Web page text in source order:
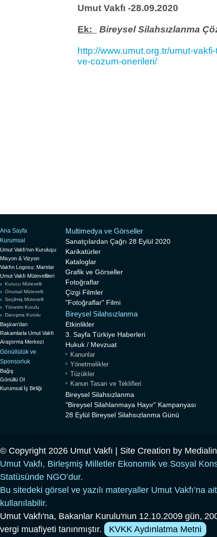
Umut Vakfı -28.09.2020
Ek: Bireysel Silahsızlanma
http://www.umut.org.tr/umut-
ve-cozum-onerileri/
Ana Sayfa
Kurumsal
Umut Vakfı’nın Kuruluşu
Misyon & Vizyon
Vakfın Logosu: Martılar
Umut Vakfı Mütevellileri
Kurucu Mütevelli
Onursal Mütevelli
Seçilmiş Mütevelli
Yönetim Kurulu
Danışma Kurulu
Başkan’dan
Rakamlarla Umut Vakfı
Araştırma Merkezi
Gönüllülük ve
Sponsorluk
Bağış
Gönüllü Ol
Kurumsal İş Birliği
Multimedya ve Görseller
Sanatçılardan Çağrı 28 Eylül 2020
Karikatürler
Kataloglar
Grafik ve Görseller
Fotoğraflar
Çizgi Filmler
"Fotoğraflar" Filmi
Bireysel Silahsızlanma
Etkinlikler
3. Sayfa Türkiye Haberleri
Hukuk / Mevzuat
Kanunlar
Yönetmelikler
Tüzükler
Kanun Tasarı ve Teklifleri
Bireysel Silahsızlanma
"Bireysel Silahlanmaya Hayır" Kampanyası
28 Eylül Bireysel Silahsızlanma Günü
© Copyright 2026 Umut Vakfı | Site Creation by
Umut Vakfı, Birleşmiş Milletler Ekonomik ve Sosyal
Statüsünde NGO’dur.
Bu sitedeki görsel ve yazılı materyaller Umut Vakfı’na
kullanılabilir.
Umut Vakfı'na, Bakanlar Kurulu'nun 12.10.2009 gün,
vergi muafiyeti tanınmıştır.
KVKK Aydınlatma Metni